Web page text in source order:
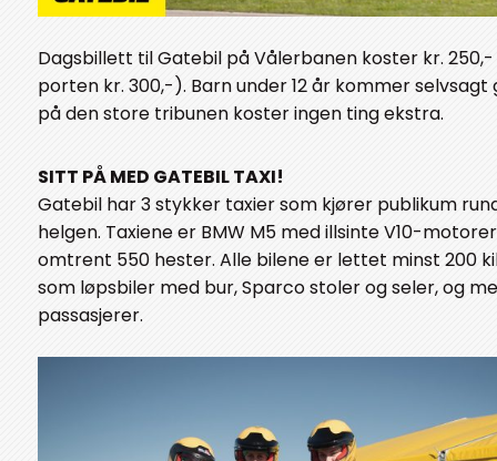
Dagsbillett til Gatebil på Vålerbanen koster kr.
porten kr. 300,-). Barn under 12 år kommer selvsagt
på den store tribunen koster ingen ting ekstra.
SITT PÅ MED GATEBIL TAXI!
Gatebil har 3 stykker taxier som kjører publikum
helgen. Taxiene er BMW M5 med illsinte V10-
omtrent 550 hester. Alle bilene er lettet minst 200
som løpsbiler med bur, Sparco stoler og seler, og
passasjerer.